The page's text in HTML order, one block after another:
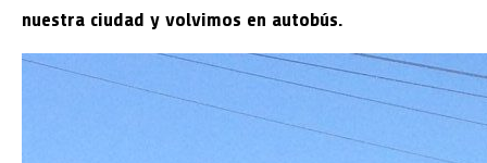
nuestra ciudad y volvimos en autobús.